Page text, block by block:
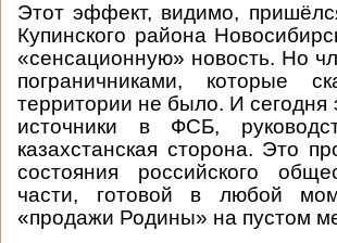
Этот эффект, видимо,
Купинского района
«сенсационную» новость. Но
пограничниками, которые
территории не было. И
источники в ФСБ,
казахстанская сторона. Это
состояния российского
части, готовой в любой
«продажи Родины» на пустом